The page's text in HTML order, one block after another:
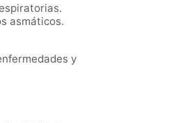
asmáticos.
y